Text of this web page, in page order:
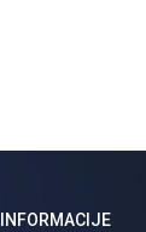
INFORMACIJE